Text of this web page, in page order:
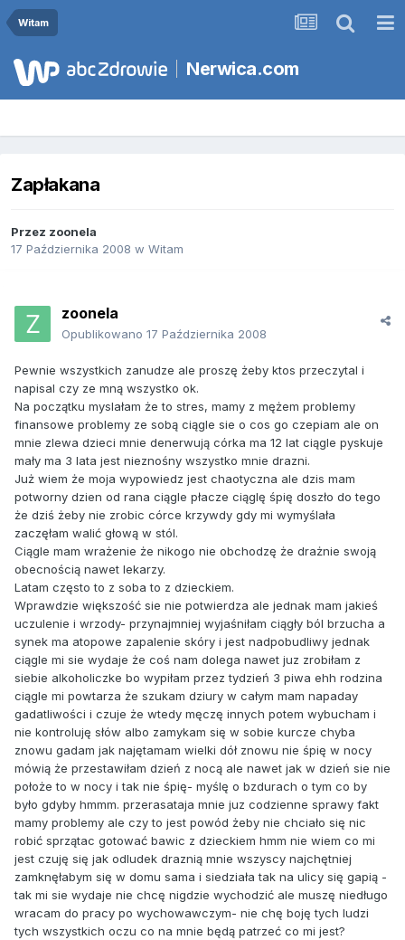
Witam
Nerwica.com
Zapłakana
Przez zoonela
17 Października 2008 w Witam
zoonela
Opublikowano 17 Października 2008
Pewnie wszystkich zanudze ale proszę żeby ktos przeczytal i
napisal czy ze mną wszystko ok.
Na początku myslałam że to stres, mamy z mężem problemy
finansowe problemy ze sobą ciągle sie o cos go czepiam ale on
mnie zlewa dzieci mnie denerwują córka ma 12 lat ciągle pyskuje
mały ma 3 lata jest nieznośny wszystko mnie drazni.
Już wiem że moja wypowiedz jest chaotyczna ale dzis mam
potworny dzien od rana ciągle płacze ciąglę śpię doszło do tego
że dziś żeby nie zrobic córce krzywdy gdy mi wymyślała
zaczęłam walić głową w stól.
Ciągle mam wrażenie że nikogo nie obchodzę że drażnie swoją
obecnością nawet lekarzy.
Latam często to z soba to z dzieckiem.
Wprawdzie większość sie nie potwierdza ale jednak mam jakieś
uczulenie i wrzody- przynajmniej wyjaśniłam ciągły ból brzucha a
synek ma atopowe zapalenie skóry i jest nadpobudliwy jednak
ciągle mi sie wydaje że coś nam dolega nawet juz zrobiłam z
siebie alkoholiczke bo wypiłam przez tydzień 3 piwa ehh rodzina
ciągle mi powtarza że szukam dziury w całym mam napaday
gadatliwości i czuje że wtedy męczę innych potem wybucham i
nie kontroluję słów albo zamykam się w sobie kurcze chyba
znowu gadam jak najętamam wielki dół znowu nie śpię w nocy
mówią że przestawiłam dzień z nocą ale nawet jak w dzień sie nie
położe to w nocy i tak nie śpię- myślę o bzdurach o tym co by
było gdyby hmmm. przerasataja mnie juz codzienne sprawy fakt
mamy problemy ale czy to jest powód żeby nie chciało się nic
robić sprzątac gotować bawic z dzieckiem hmm nie wiem co mi
jest czuję się jak odludek draznią mnie wszyscy najchętniej
zamknęłabym się w domu sama i siedziała tak na ulicy się gapią -
tak mi sie wydaje nie chcę nigdzie wychodzić ale muszę niedługo
wracam do pracy po wychowawczym- nie chę boję tych ludzi
tych wszystkich oczu co na mnie będą patrzeć co mi jest?